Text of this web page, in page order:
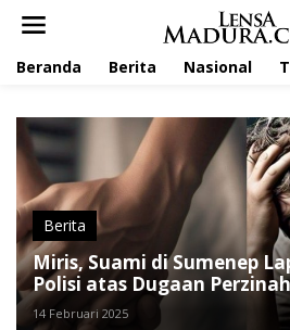
Beranda Berita Nasional
Berita
Miris, Suami di Sumenep
Polisi atas Dugaan
14 Februari 2025